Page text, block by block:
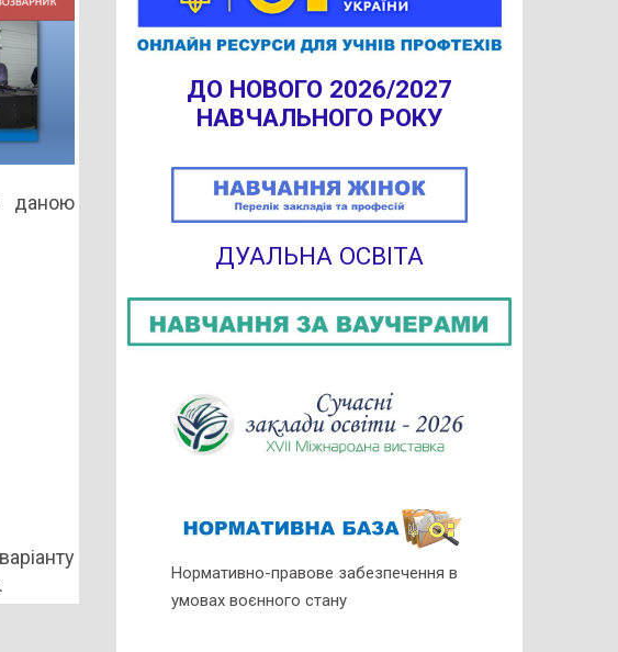
даною
ДО НОВОГО 2026/2027
НАВЧАЛЬНОГО РОКУ
ДУАЛЬНА ОСВІТА
Нормативно-правове забезпечення в
умовах воєнного стану